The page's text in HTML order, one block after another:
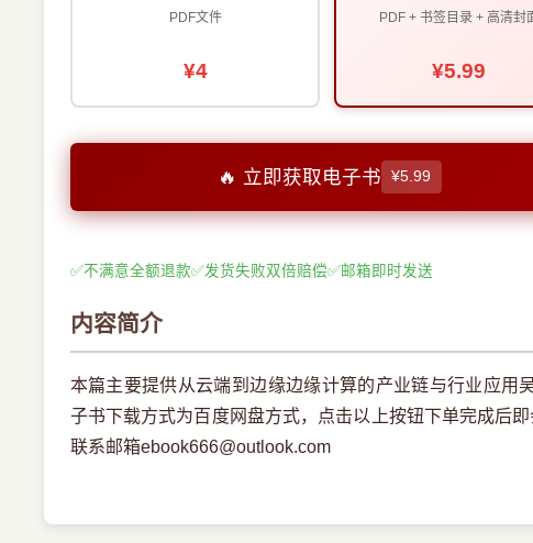
PDF文件
¥4
PDF + 书签目录 + 高清封
¥5.99
🔥 立即获取电子书 ¥5.99
✅不满意全额退款✅发货失败双倍赔偿✅邮箱即时发送
内容简介
本篇主要提供从云端到边缘边缘计算的产业链与行业应用
子书下载方式为百度网盘方式，点击以上按钮下单完成后
联系邮箱ebook666@outlook.com